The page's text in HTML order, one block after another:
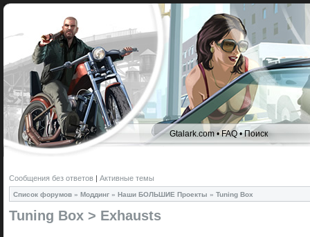
Gtalark.com •FAQ•Поиск
Сообщения без ответов | Активные темы
Список форумов » Моддинг » Наши БОЛЬШИЕ Проекты » Tuning Box
Tuning Box > Exhausts